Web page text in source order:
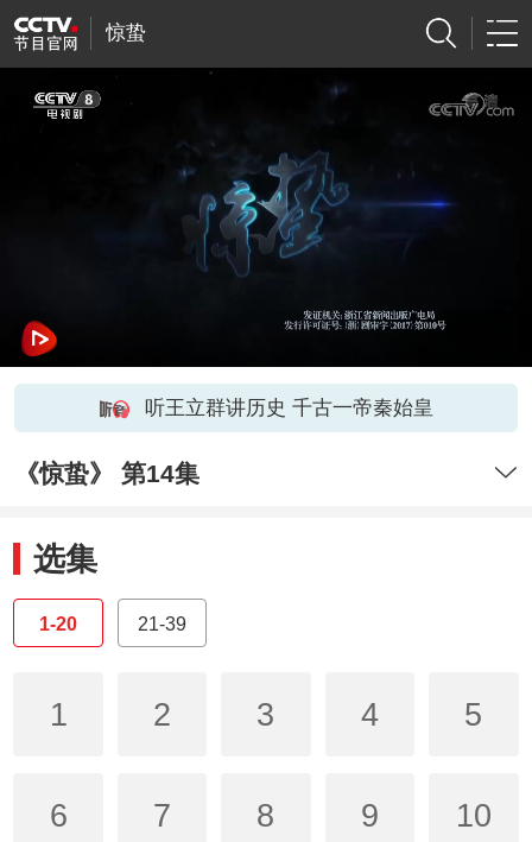
惊蛰
听王立群讲历史 千古一帝秦始皇
《惊蛰》 第14集
选集
1-20 21-39
1 2 3 4 5
6 7 8 9 10